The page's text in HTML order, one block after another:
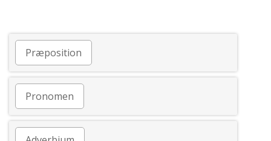
Præposition
Pronomen